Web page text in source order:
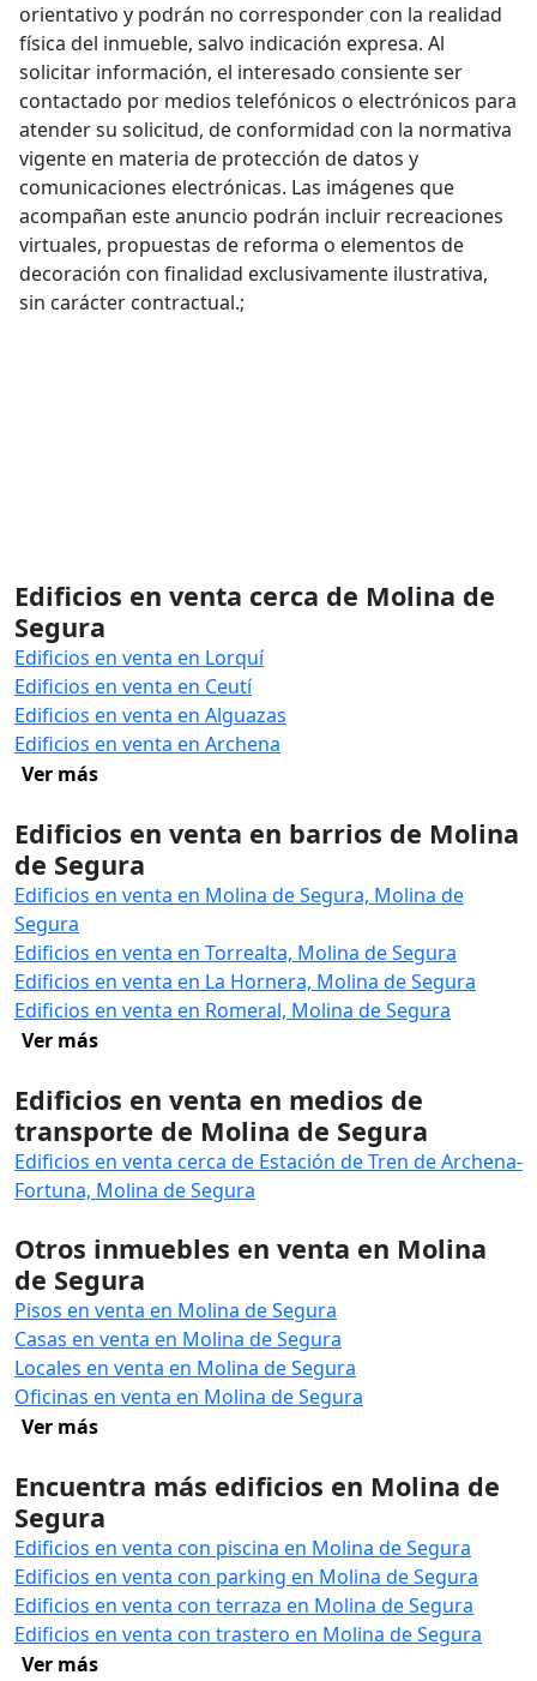
orientativo y podrán no corresponder con la realidad
física del inmueble, salvo indicación expresa. Al
solicitar información, el interesado consiente ser
contactado por medios telefónicos o electrónicos para
atender su solicitud, de conformidad con la normativa
vigente en materia de protección de datos y
comunicaciones electrónicas. Las imágenes que
acompañan este anuncio podrán incluir recreaciones
virtuales, propuestas de reforma o elementos de
decoración con finalidad exclusivamente ilustrativa,
sin carácter contractual.;
Edificios en venta cerca de Molina de
Segura
Edificios en venta en Lorquí
Edificios en venta en Ceutí
Edificios en venta en Alguazas
Edificios en venta en Archena
Ver más
Edificios en venta en barrios de Molina
de Segura
Edificios en venta en Molina de Segura, Molina de
Segura
Edificios en venta en Torrealta, Molina de Segura
Edificios en venta en La Hornera, Molina de Segura
Edificios en venta en Romeral, Molina de Segura
Ver más
Edificios en venta en medios de
transporte de Molina de Segura
Edificios en venta cerca de Estación de Tren de Archena-
Fortuna, Molina de Segura
Otros inmuebles en venta en Molina
de Segura
Pisos en venta en Molina de Segura
Casas en venta en Molina de Segura
Locales en venta en Molina de Segura
Oficinas en venta en Molina de Segura
Ver más
Encuentra más edificios en Molina de
Segura
Edificios en venta con piscina en Molina de Segura
Edificios en venta con parking en Molina de Segura
Edificios en venta con terraza en Molina de Segura
Edificios en venta con trastero en Molina de Segura
Ver más